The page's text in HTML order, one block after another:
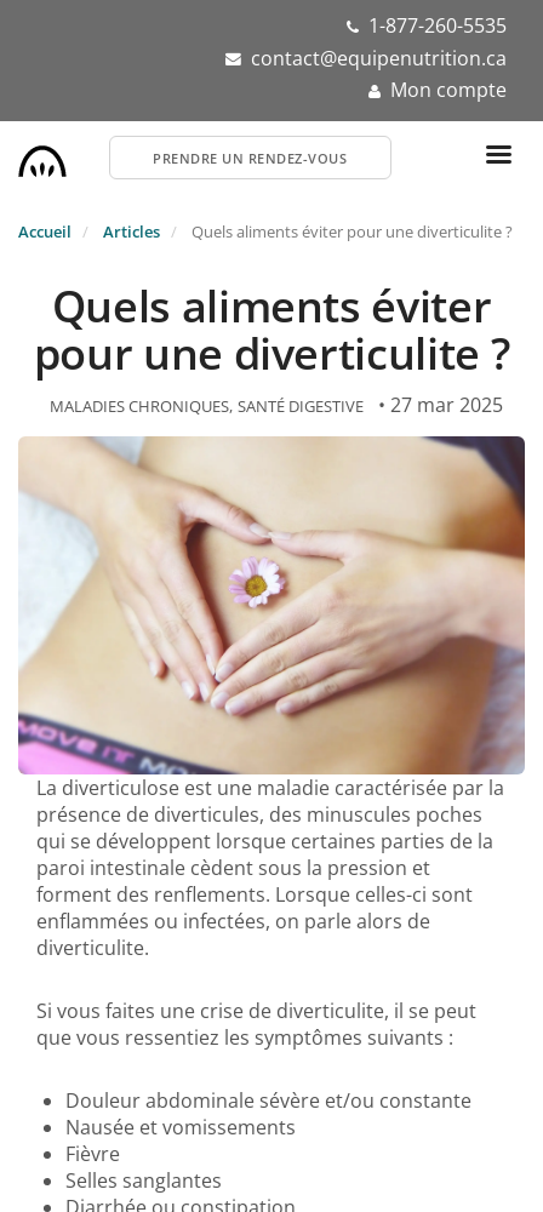
1-877-260-5535
contact@equipenutrition.ca
Mon compte
PRENDRE UN RENDEZ-VOUS
Accueil Articles Quels aliments éviter pour une diverticulite ?
Quels aliments éviter
pour une diverticulite ?
MALADIES CHRONIQUES SANTÉ DIGESTIVE • 27 mar 2025
La diverticulose est une maladie caractérisée par la
présence de diverticules, des minuscules poches
qui se développent lorsque certaines parties de la
paroi intestinale cèdent sous la pression et
forment des renflements. Lorsque celles-ci sont
enflammées ou infectées, on parle alors de
diverticulite.
Si vous faites une crise de diverticulite, il se peut
que vous ressentiez les symptômes suivants :
Douleur abdominale sévère et/ou constante
Nausée et vomissements
Fièvre
Selles sanglantes